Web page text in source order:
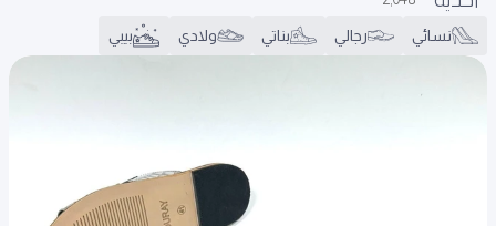
نسائي رجالي بناتي ولادي بيبي